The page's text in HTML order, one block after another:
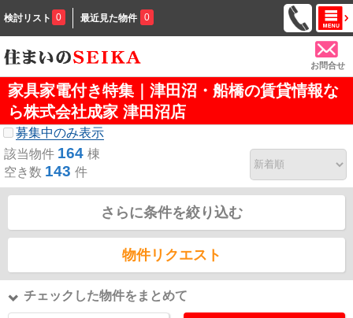
検討リスト 0 最近見た物件 0
お問合せ
家具家電付き特集｜津田沼・船橋の賃貸情報な
ら株式会社成家 津田沼店
募集中のみ表示
該当物件 164 棟
空き数 143 件
さらに条件を絞り込む
物件リクエスト
チェックした物件をまとめて